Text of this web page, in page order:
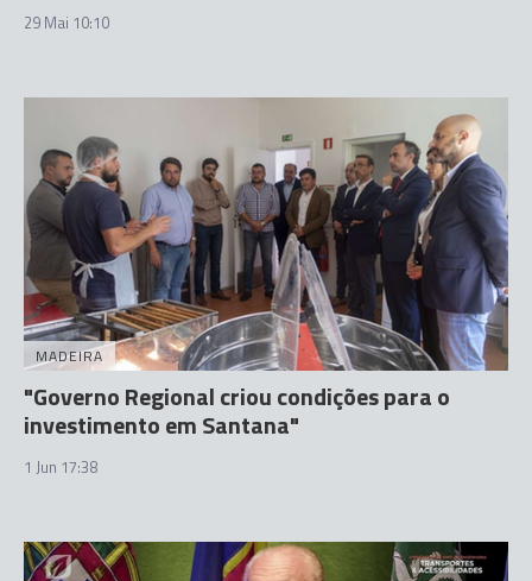
29 Mai 10:10
MADEIRA
"Governo Regional criou condições para o
investimento em Santana"
1 Jun 17:38